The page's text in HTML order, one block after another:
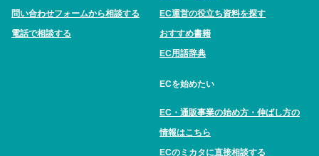
問い合わせフォームから相談する
電話で相談する
EC運営の役立ち資料を探す
おすすめ書籍
EC用語辞典
ECを始めたい
EC・通販事業の始め方・伸ばし方の
情報はこちら
ECのミカタに直接相談する